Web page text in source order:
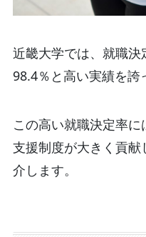
近畿大学では、就職
98.4％と高い実績を誇
この高い就職決定率
支援制度が大きく貢
介します。